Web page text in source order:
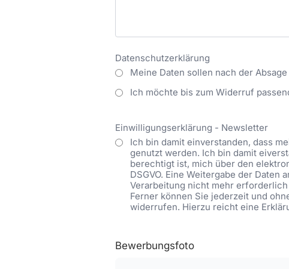
Datenschutzerklärung
Meine Daten sollen nach der
Ich möchte bis zum Widerruf
Einwilligungserklärung - Newsletter
Ich bin damit einverstanden, dass
genutzt werden. Ich bin damit
berechtigt ist, mich über den
DSGVO. Eine Weitergabe der
Verarbeitung nicht mehr
Ferner können Sie jederzeit und
widerrufen. Hierzu reicht eine
Bewerbungsfoto